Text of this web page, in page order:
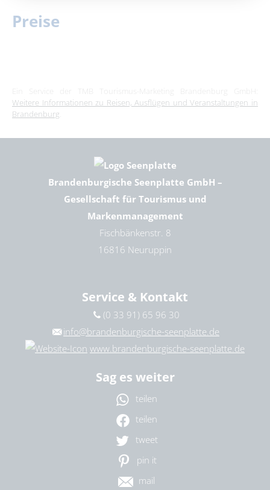
Preise
Weitere Informationen zu Reisen, Ausflügen und Veranstaltungen in
Brandenburg
Brandenburgische Seenplatte GmbH –
Gesellschaft für Tourismus und
Markenmanagement
Fischbänkenstr. 8
16816 Neuruppin
Service & Kontakt
(0 33 91) 65 96 30
info@brandenburgische-seenplatte.de
www.brandenburgische-seenplatte.de
Sag es weiter
teilen
teilen
tweet
pin it
mail